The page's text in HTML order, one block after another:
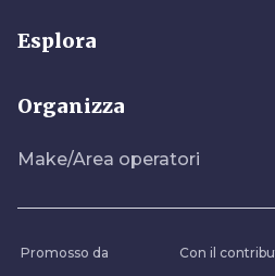
Esplora
Organizza
Make/Area operatori
Promosso da Con il